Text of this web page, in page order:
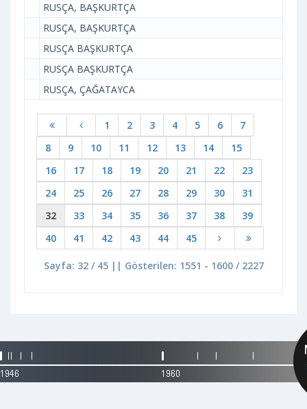
RUSÇA, BAŞKURTÇA
RUSÇA, BAŞKURTÇA
RUSÇA BAŞKURTÇA
RUSÇA BAŞKURTÇA
RUSÇA, ÇAĞATAYCA
1 2 3 4 5 6
7
8
9 10 11 12 13 14
15
16
17 18 19 20 21 22
23
24
25 26 27 28 29 30
31
32
33 34 35 36 37 38
39
40
41 42 43 44 45
Sayfa: 32 / 45 || Gösterilen: 1551 - 1600 / 2227